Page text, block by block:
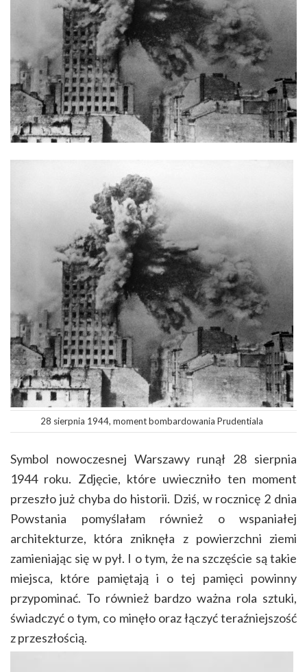
28 sierpnia 1944, moment bombardowania Prudentiala
Symbol nowoczesnej Warszawy runął 28 sierpnia
1944 roku. Zdjęcie, które uwieczniło ten moment
przeszło już chyba do historii. Dziś, w rocznicę 2 dnia
Powstania pomyślałam również o wspaniałej
architekturze, która zniknęła z powierzchni ziemi
zamieniając się w pył. I o tym, że na szczęście są takie
miejsca, które pamiętają i o tej pamięci powinny
przypominać. To również bardzo ważna rola sztuki,
świadczyć o tym, co minęło oraz łączyć teraźniejszość
z przeszłością.